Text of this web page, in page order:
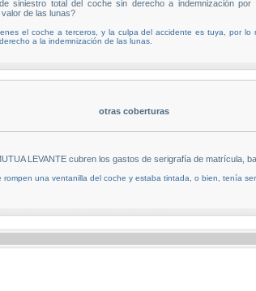
siniestro total del coche sin derecho a indemnización por
de las lunas?
el coche a terceros, y la culpa del accidente es tuya, por lo
a la indemnización de las lunas.
otras coberturas
LEVANTE cubren los gastos de serigrafía de matrícula,
rompen una ventanilla del coche y estaba tintada, o bien, tenía